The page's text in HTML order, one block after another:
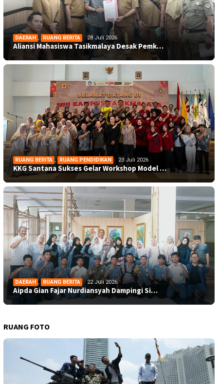
DAERAH , RUANG BERITA 28 Juli 2026
Aliansi Mahasiswa Tasikmalaya Desak Pemk…
RUANG BERITA , RUANG PENDIDIKAN 23 Juli 2026
KKG Santana Sukses Gelar Workshop Model …
DAERAH , RUANG BERITA 22 Juli 2026
Aipda Gian Fajar Nurdiansyah Dampingi Si…
RUANG FOTO